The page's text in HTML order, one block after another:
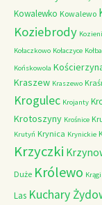
Kowalewko Kowalewo
Koziebrody
Kołaczkowo Kołaczyce
Końskowola
Kraszew Kraszewo
Krogulec Krojanty
Krotoszyny Krośnice
Krutyń Krynica Krynickie
Krzyczki
Duże Królewo Krągi
Las Kuchary